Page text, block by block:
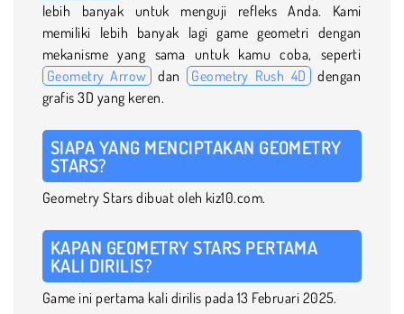
lebih banyak untuk menguji refleks Anda. Kami
memiliki lebih banyak lagi game geometri dengan
mekanisme yang sama untuk kamu coba, seperti
Geometry Arrow dan Geometry Rush 4D dengan
grafis 3D yang keren.
SIAPA YANG MENCIPTAKAN GEOMETRY
STARS?
Geometry Stars dibuat oleh kiz10.com.
KAPAN GEOMETRY STARS PERTAMA
KALI DIRILIS?
Game ini pertama kali dirilis pada 13 Februari 2025.